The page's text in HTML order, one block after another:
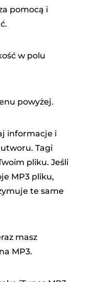
pomocą i
w polu
powyżej.
informacje i
Tagi
pliku. Jeśli
MP3 pliku,
te same
masz
MP3.